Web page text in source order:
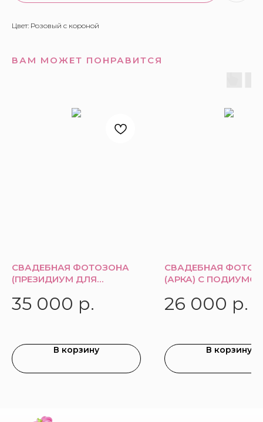
Цвет: Розовый с короной
ВАМ МОЖЕТ ПОНРАВИТСЯ
СВАДЕБНАЯ ФОТОЗОНА
(ПРЕЗИДИУМ ДЛЯ
35 000 р.
В корзину
СВАДЕБНАЯ
(АРКА) С
26 000 р.
В корзину